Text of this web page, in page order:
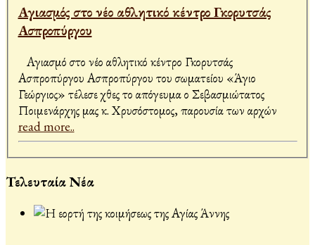
Αγιασμός στο νέο αθλητικό κέντρο Γκορυτσάς
Ασπροπύργου
Aγιασμό στο νέο αθλητικό κέντρο Γκορυτσάς
Ασπροπύργου Ασπροπύργου του σωματείου «Άγιο
Γεώργιος» τέλεσε χθες το απόγευμα ο Σεβασμιώτατος
Ποιμενάρχης μας κ. Χρυσόστομος, παρουσία των αρχών
read more..
Τελευταία Νέα